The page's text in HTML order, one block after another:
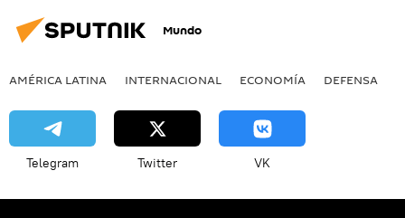
Mundo
AMÉRICA LATINA INTERNACIONAL ECONOMÍA DEFENSA
Telegram Twitter VK